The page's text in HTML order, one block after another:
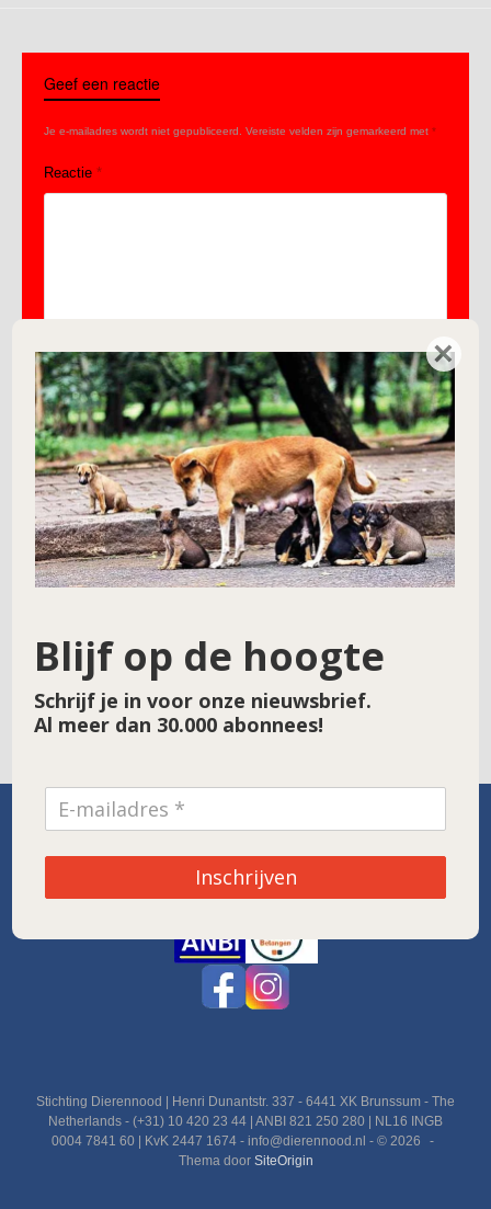
Geef een reactie
Je e-mailadres wordt niet gepubliceerd. Vereiste velden zijn gemarkeerd met *
Reactie *
Naam*
E-mail*
Site
Noordwolde
Stichting Dierennood | Henri Dunantstr. 337 - 6441 XK Brunssum - The
Netherlands - (+31) 10 420 23 44 | ANBI 821 250 280 | NL16 INGB
0004 7841 60 | KvK 2447 1674 - info@dierennood.nl - © 2026
Thema door SiteOrigin
×
Blijf op de hoogte
Schrijf je in voor onze nieuwsbrief.
Al meer dan 30.000 abonnees!
Inschrijven